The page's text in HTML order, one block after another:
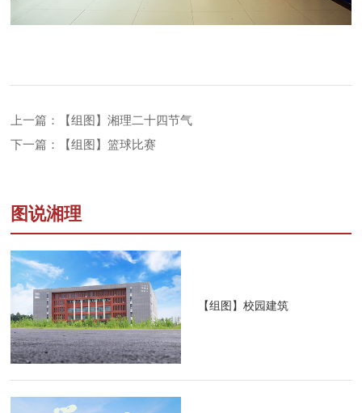
上一篇：【组图】湘理二十四节气
下一篇：【组图】篮球比赛
图说湘理
【组图】校园建筑